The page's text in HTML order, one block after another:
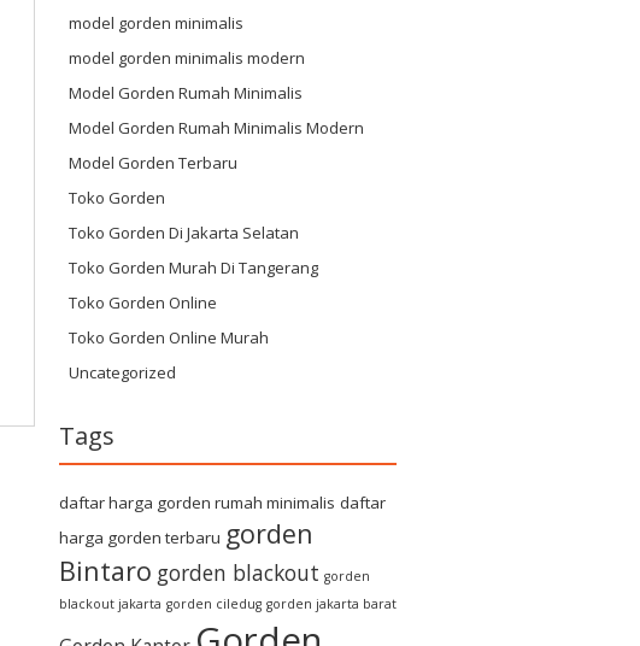
model gorden minimalis
model gorden minimalis modern
Model Gorden Rumah Minimalis
Model Gorden Rumah Minimalis Modern
Model Gorden Terbaru
Toko Gorden
Toko Gorden Di Jakarta Selatan
Toko Gorden Murah Di Tangerang
Toko Gorden Online
Toko Gorden Online Murah
Uncategorized
Tags
daftar harga gorden rumah minimalis daftar
harga gorden terbaru gorden
Bintaro gorden blackout gorden
blackout jakarta gorden ciledug gorden jakarta barat